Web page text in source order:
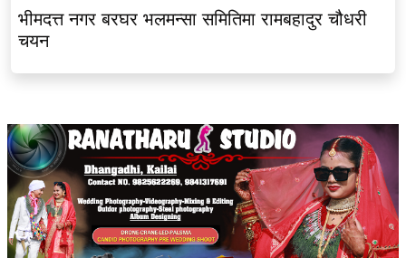
भीमदत्त नगर बरघर भलमन्सा समितिमा रामबहादुर चौधरी
चयन